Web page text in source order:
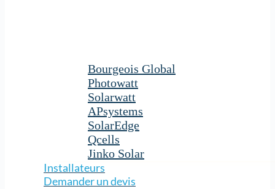
Bourgeois Global
Photowatt
Solarwatt
APsystems
SolarEdge
Qcells
Jinko Solar
Installateurs
Demander un devis